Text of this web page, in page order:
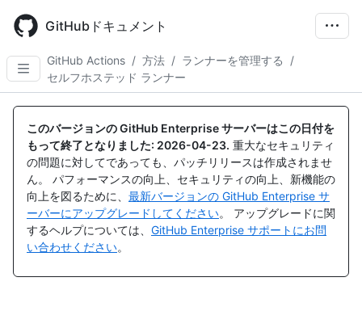
main
content
GitHubドキュメント
GitHub Actions / 方法 / ランナーを管理する
/
セルフホステッド ランナー
このバージョンの GitHub Enterprise サーバーはこの日付を
もって終了となりました: 2026-04-23. 重大なセキュリティ
の問題に対してであっても、パッチリリースは作成されませ
ん。 パフォーマンスの向上、セキュリティの向上、新機能の
向上を図るために、 最新バージョンの GitHub Enterprise サ
ーバーにアップグレードしてください。 アップグレードに関
するヘルプについては、 GitHub Enterprise サポートにお問
い合わせください。